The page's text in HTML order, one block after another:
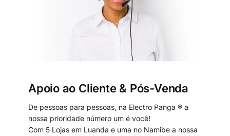
Apoio ao Cliente & Pós-Venda
De pessoas para pessoas, na Electro Panga ® a
nossa prioridade número um é você!
Com 5 Lojas em Luanda e uma no Namibe a nossa